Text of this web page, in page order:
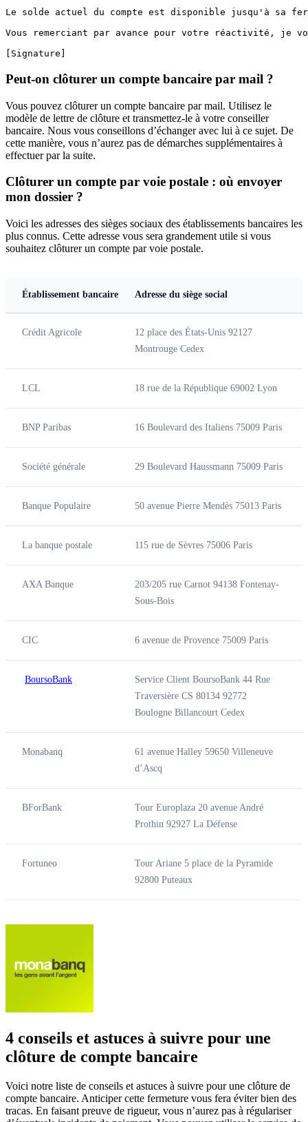
Le solde actuel du compte est disponible jusqu'à sa
Vous remerciant par avance pour votre réactivité, je
[Signature]
Peut-on clôturer un compte bancaire par mail ?
Vous pouvez clôturer un compte bancaire par mail. Utilisez le
modèle de lettre de clôture et transmettez-le à votre conseiller
bancaire. Nous vous conseillons d’échanger avec lui à ce sujet. De
cette manière, vous n’aurez pas de démarches supplémentaires à
effectuer par la suite.
Clôturer un compte par voie postale : où envoyer
mon dossier ?
Voici les adresses des sièges sociaux des établissements bancaires les
plus connus. Cette adresse vous sera grandement utile si vous
souhaitez clôturer un compte par voie postale.
Établissement bancaire Adresse du siège social
Crédit Agricole
12 place des États-Unis 92127
Montrouge Cedex
LCL 18 rue de la République 69002 Lyon
BNP Paribas 16 Boulevard des Italiens 75009 Paris
Société générale 29 Boulevard Haussmann 75009 Paris
Banque Populaire 50 avenue Pierre Mendès 75013 Paris
La banque postale 115 rue de Sèvres 75006 Paris
AXA Banque
203/205 rue Carnot 94138 Fontenay-
Sous-Bois
CIC 6 avenue de Provence 75009 Paris
BoursoBank
Service Client BoursoBank 44 Rue
Traversière CS 80134 92772
Boulogne Billancourt Cedex
Monabanq
61 avenue Halley 59650 Villeneuve
d’Ascq
BForBank
Tour Europlaza 20 avenue André
Prothin 92927 La Défense
Fortuneo
Tour Ariane 5 place de la Pyramide
92800 Puteaux
4 conseils et astuces à suivre pour une
clôture de compte bancaire
Voici notre liste de conseils et astuces à suivre pour une clôture de
compte bancaire. Anticiper cette fermeture vous fera éviter bien des
tracas. En faisant preuve de rigueur, vous n’aurez pas à régulariser